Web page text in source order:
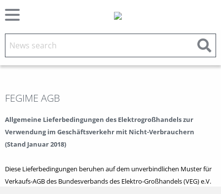
FEGIME AGB
Allgemeine Lieferbedingungen des Elektrogroßhandels zur
Verwendung im Geschäftsverkehr mit Nicht-Verbrauchern
(Stand Januar 2018)
Diese Lieferbedingungen beruhen auf dem unverbindlichen Muster für
Verkaufs-AGB des Bundesverbands des Elektro-Großhandels (VEG) e.V.